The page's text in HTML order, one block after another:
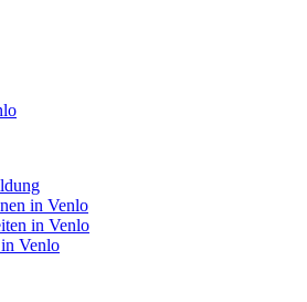
in Venlo
in Venlo
Venlo